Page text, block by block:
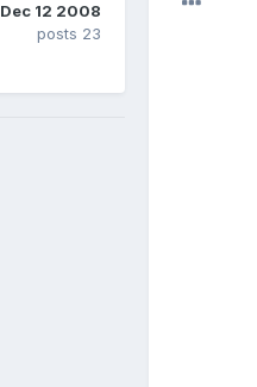
Dec 12 2008
23 posts